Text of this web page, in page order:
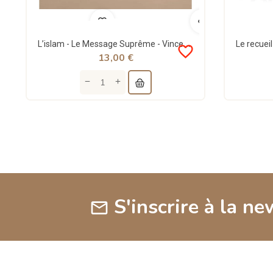
L’islam - Le Message Suprême - Vincent Souleymane
favorite_border
13,00 €
mail S'inscrire à la